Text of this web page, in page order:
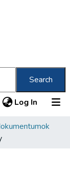
Search
Log In (current)